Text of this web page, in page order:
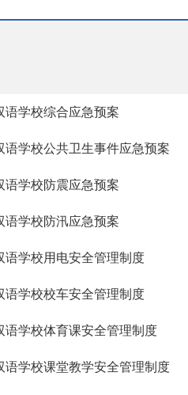
语学校综合应急预案
语学校公共卫生事件应急预案
语学校防震应急预案
语学校防汛应急预案
语学校用电安全管理制度
语学校校车安全管理制度
语学校体育课安全管理制度
语学校课堂教学安全管理制度